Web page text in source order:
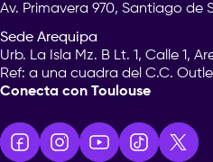
Av. Primavera 970, Santiago de
Sede Arequipa
Urb. La Isla Mz. B Lt. 1, Calle 1,
Ref: a una cuadra del C.C.
Conecta con Toulouse